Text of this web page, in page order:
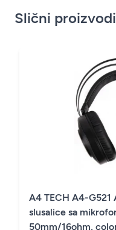
Slični proizvodi
A4 TECH A4-G521
slusalice sa
50mm/16ohm,